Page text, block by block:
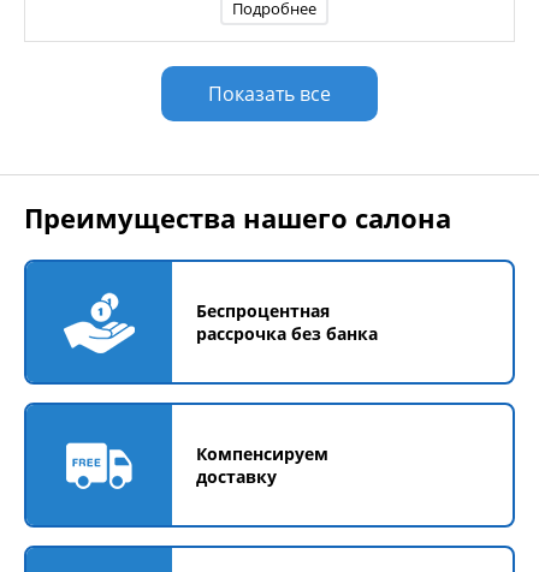
Подробнее
Показать все
Преимущества нашего салона
Беспроцентная
рассрочка без банка
Компенсируем
доставку